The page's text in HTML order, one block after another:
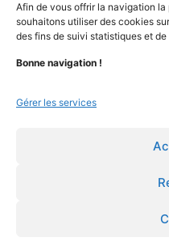
Afin de vous offrir la navigation
souhaitons utiliser des cookies
des fins de suivi statistiques et
Bonne navigation !
Gérer les services
engager dans une démarche
Optime.